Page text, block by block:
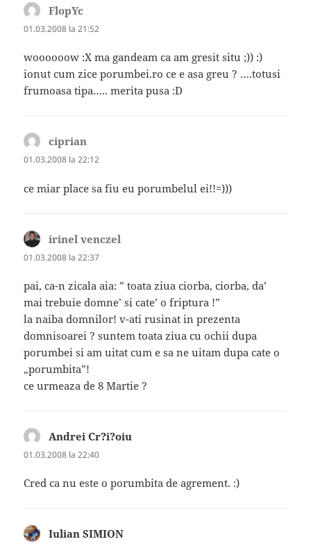
FlopYc
01.03.2008 la 21:52
woooooow :X ma gandeam ca am gresit situ ;)) :)
ionut cum zice porumbei.ro ce e asa greu ? ….totusi
frumoasa tipa….. merita pusa :D
ciprian
01.03.2008 la 22:12
ce miar place sa fiu eu porumbelul ei!!=)))
irinel venczel
01.03.2008 la 22:37
pai, ca-n zicala aia: ” toata ziua ciorba, ciorba, da’
mai trebuie domne’ si cate’ o friptura !”
la naiba domnilor! v-ati rusinat in prezenta
domnisoarei ? suntem toata ziua cu ochii dupa
porumbei si am uitat cum e sa ne uitam dupa cate o
„porumbita”!
ce urmeaza de 8 Martie ?
Andrei Cr?i?oiu
01.03.2008 la 22:40
Cred ca nu este o porumbita de agrement. :)
Iulian SIMION